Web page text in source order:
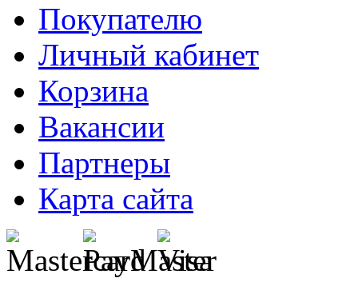
Покупателю
Личный кабинет
Корзина
Вакансии
Партнеры
Карта сайта